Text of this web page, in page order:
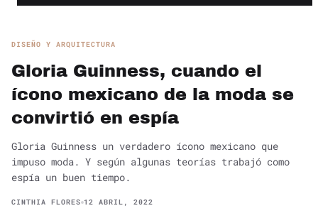
DISEÑO Y ARQUITECTURA
Gloria Guinness, cuando el
ícono mexicano de la moda se
convirtió en espía
Gloria Guinness un verdadero ícono mexicano que
impuso moda. Y según algunas teorías trabajó como
espía un buen tiempo.
CINTHIA FLORES 12 ABRIL, 2022